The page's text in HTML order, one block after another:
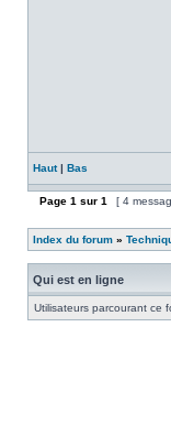
Haut| Bas
Page 1 sur 1 [ 4
Index du forum »
Qui est en ligne
Utilisateurs parcourant ce